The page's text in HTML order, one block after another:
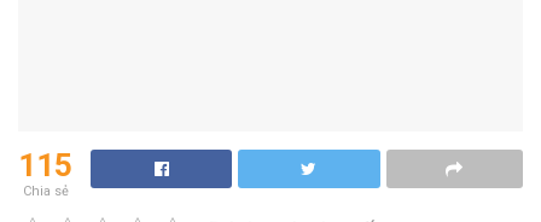
115
Chia sẻ